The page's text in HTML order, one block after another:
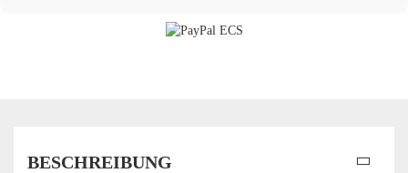
BESCHREIBUNG